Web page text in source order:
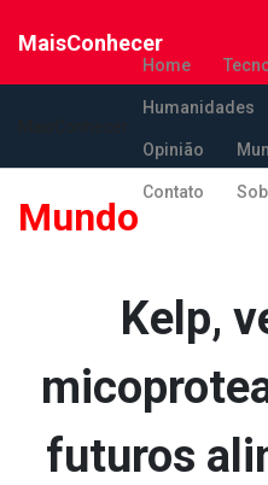
MaisConhecer
Home
Humanidades
Opinião
Contato
Mundo
Kelp,
futuros